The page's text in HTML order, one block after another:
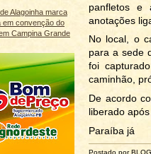
Alagoinha marca
em convenção do
Campina Grande
panfletos e
anotações
No local, o
para a sede
foi
caminhão,
De acordo
liberado
Paraíba já
Postado por